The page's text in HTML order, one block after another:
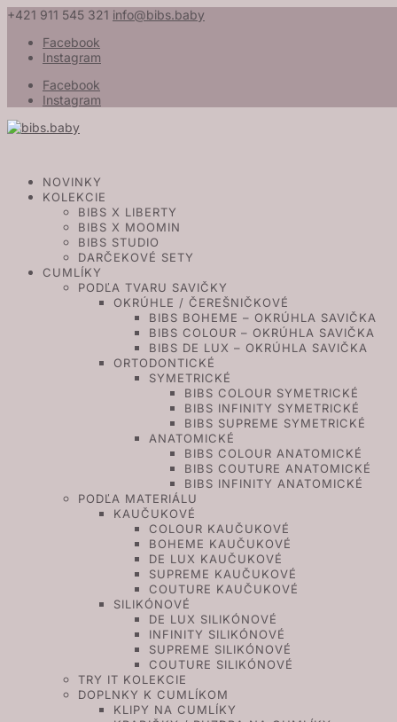
+421 911 545 321 info@bibs.baby
Facebook
Instagram
Facebook
Instagram
NOVINKY
KOLEKCIE
BIBS X LIBERTY
BIBS X MOOMIN
BIBS STUDIO
DARČEKOVÉ SETY
CUMLÍKY
PODĽA TVARU SAVIČKY
OKRÚHLE / ČEREŠNIČKOVÉ
BIBS BOHEME – OKRÚHLA SAVIČKA
BIBS COLOUR – OKRÚHLA SAVIČKA
BIBS DE LUX – OKRÚHLA SAVIČKA
ORTODONTICKÉ
SYMETRICKÉ
BIBS COLOUR SYMETRICKÉ
BIBS INFINITY SYMETRICKÉ
BIBS SUPREME SYMETRICKÉ
ANATOMICKÉ
BIBS COLOUR ANATOMICKÉ
BIBS COUTURE ANATOMICKÉ
BIBS INFINITY ANATOMICKÉ
PODĽA MATERIÁLU
KAUČUKOVÉ
COLOUR KAUČUKOVÉ
BOHEME KAUČUKOVÉ
DE LUX KAUČUKOVÉ
SUPREME KAUČUKOVÉ
COUTURE KAUČUKOVÉ
SILIKÓNOVÉ
DE LUX SILIKÓNOVÉ
INFINITY SILIKÓNOVÉ
SUPREME SILIKÓNOVÉ
COUTURE SILIKÓNOVÉ
TRY IT KOLEKCIE
DOPLNKY K CUMLÍKOM
KLIPY NA CUMLÍKY